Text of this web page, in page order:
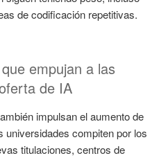
de codificación repetitivas.
empujan a las
de IA
impulsan el aumento de
universidades compiten por los
titulaciones, centros de